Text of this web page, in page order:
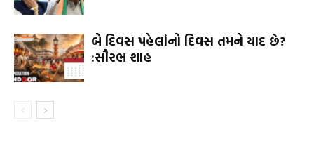
બે દિવસ પહેલાંનો દિવસ તમને યાદ છે?
:સૌરભ શાહ